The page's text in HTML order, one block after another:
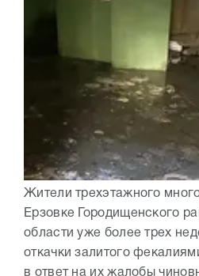
Жители трехэтажного
Ерзовке Городищенского
области уже более трех
откачки залитого
в ответ на их жалобы